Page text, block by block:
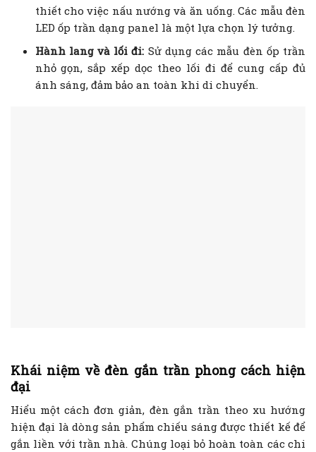
thiết cho việc nấu nướng và ăn uống. Các mẫu đèn
LED ốp trần dạng panel là một lựa chọn lý tưởng.
Hành lang và lối đi: Sử dụng các mẫu đèn ốp trần
nhỏ gọn, sắp xếp dọc theo lối đi để cung cấp đủ
ánh sáng, đảm bảo an toàn khi di chuyển.
Khái niệm về đèn gắn trần phong cách hiện
đại
Hiểu một cách đơn giản, đèn gắn trần theo xu hướng
hiện đại là dòng sản phẩm chiếu sáng được thiết kế để
gắn liền với trần nhà. Chúng loại bỏ hoàn toàn các chi